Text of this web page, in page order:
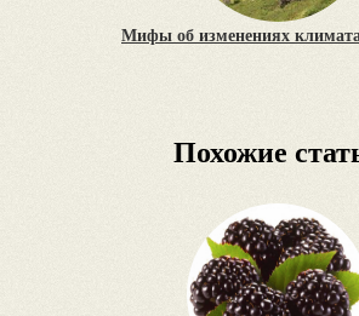
Мифы об изменениях
Похожие